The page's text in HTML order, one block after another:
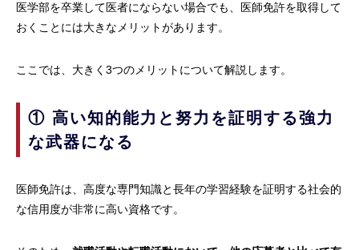
医学部を卒業して医者にならない場合でも、医師免許を取得して
おくことには大きなメリットがあります。
ここでは、大きく3つのメリットについて解説します。
① 高い知的能力と努力を証明する強力
な武器になる
医師免許は、高度な専門知識と長年の学習経験を証明する社会的
な信用度が非常に高い資格です。